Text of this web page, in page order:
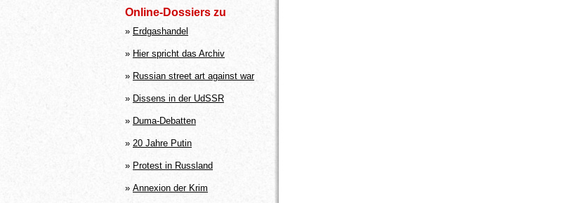
Online-Dossiers zu
» Erdgashandel
» Hier spricht das Archiv
» Russian street art against war
» Dissens in der UdSSR
» Duma-Debatten
» 20 Jahre Putin
» Protest in Russland
» Annexion der Krim